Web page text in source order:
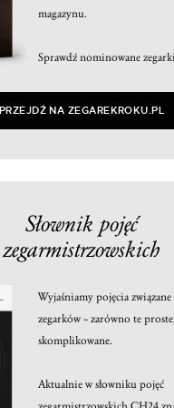
magazynu.
Sprawdź nominowane
PRZEJDŹ NA ZEGAREKROKU.PL
Słownik pojęć
zegarmistrzowskich
Wyjaśniamy pojęcia związane
zegarków – zarówno te
skomplikowane.
Aktualnie w słowniku pojęć